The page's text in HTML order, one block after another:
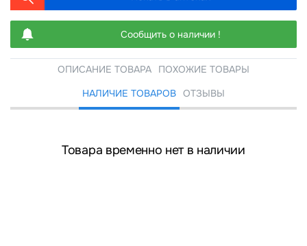
Сообщить о наличии !
ОПИСАНИЕ ТОВАРА
ПОХОЖИЕ ТОВАРЫ
НАЛИЧИЕ ТОВАРОВ ОТЗЫВЫ
Товара временно нет в наличии